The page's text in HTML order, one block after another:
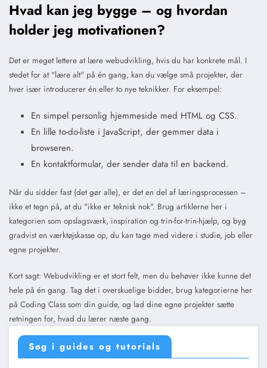
Hvad kan jeg bygge – og hvordan
holder jeg motivationen?
Det er meget lettere at lære webudvikling, hvis du har konkrete mål. I
stedet for at "lære alt" på én gang, kan du vælge små projekter, der
hver især introducerer én eller to nye teknikker. For eksempel:
En simpel personlig hjemmeside med HTML og CSS.
En lille to-do-liste i JavaScript, der gemmer data i
browseren.
En kontaktformular, der sender data til en backend.
Når du sidder fast (det gør alle), er det en del af læringsprocessen –
ikke et tegn på, at du "ikke er teknisk nok". Brug artiklerne her i
kategorien som opslagsværk, inspiration og trin-for-trin-hjælp, og byg
gradvist en værktøjskasse op, du kan tage med videre i studie, job eller
egne projekter.
Kort sagt: Webudvikling er et stort felt, men du behøver ikke kunne det
hele på én gang. Tag det i overskuelige bidder, brug kategorierne her
på Coding Class som din guide, og lad dine egne projekter sætte
retningen for, hvad du lærer næste gang.
Søg i guides og tutorials